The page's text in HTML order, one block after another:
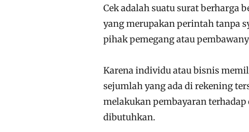
Cek adalah suatu surat berharga
yang merupakan perintah tanpa
pihak pemegang atau
Karena individu atau bisnis
sejumlah yang ada di rekening
melakukan pembayaran
dibutuhkan.